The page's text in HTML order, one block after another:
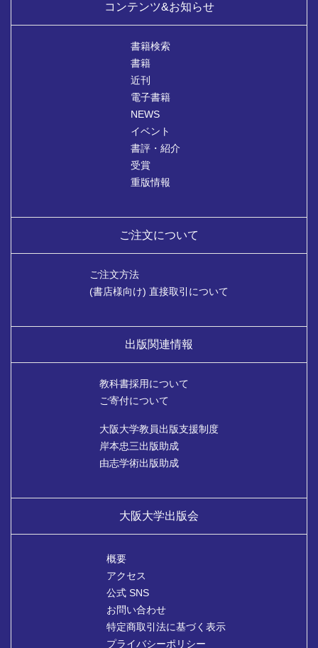
コンテンツ&お知らせ
書籍検索
書籍
近刊
電子書籍
NEWS
イベント
書評・紹介
受賞
重版情報
ご注文について
ご注文方法
(書店様向け) 直接取引について
出版関連情報
教科書採用について
ご寄付について
大阪大学教員出版支援制度
岸本忠三出版助成
由志学術出版助成
大阪大学出版会
概要
アクセス
公式 SNS
お問い合わせ
特定商取引法に基づく表示
プライバシーポリシー